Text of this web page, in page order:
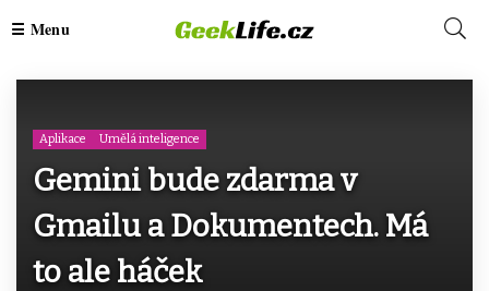
Aplikace Umělá inteligence
Gemini bude zdarma v
Gmailu a Dokumentech. Má
to ale háček